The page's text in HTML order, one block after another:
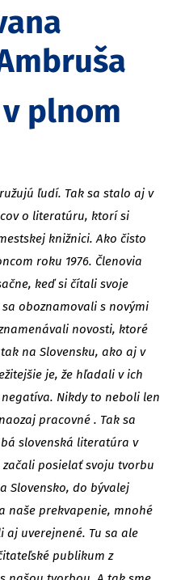
plnom
ľudí. Tak sa stalo aj v
o literatúru, ktorí si
knižnici. Ako čisto
roku 1976. Členovia
keď si čítali svoje
oboznamovali s novými
novosti, ktoré
na Slovensku, ako aj v
je, že hľadali v ich
Nikdy to neboli len
pracovné . Tak sa
slovenská literatúra v
posielať svoju tvorbu
Slovensko, do bývalej
naše prekvapenie, mnohé
aj uverejnené. Tu sa ale
publikum z